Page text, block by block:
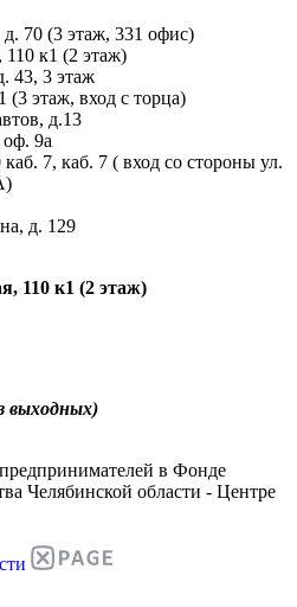
70 (3 этаж, 331 офис)
110 к1 (2 этаж)
43, 3 этаж
этаж, вход с торца)
д.13
9а
7, каб. 7 ( вход со стороны ул.
д. 129
110 к1 (2 этаж)
выходных)
в Фонде
Челябинской области - Центре